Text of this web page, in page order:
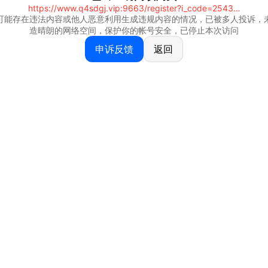
https://www.q4sdgj.vip:9663/register?i_code=25430844
能存在违法内容或他人恶意利用生成违规内容的情况，已被多人投诉，
造晴朗的网络空间，保护你的帐号安全，已停止本次访问
申诉反馈 返回